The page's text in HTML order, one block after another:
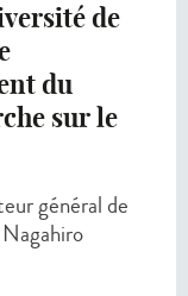
de
du
sur le
général de